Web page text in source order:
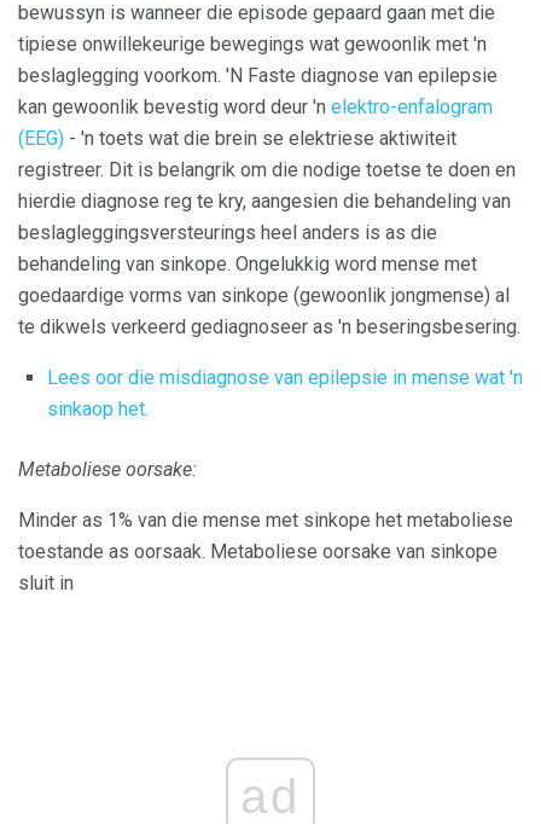
bewussyn is wanneer die episode gepaard gaan met die
tipiese onwillekeurige bewegings wat gewoonlik met 'n
beslaglegging voorkom. 'N Faste diagnose van epilepsie
kan gewoonlik bevestig word deur 'n elektro-enfalogram
(EEG) - 'n toets wat die brein se elektriese aktiwiteit
registreer. Dit is belangrik om die nodige toetse te doen en
hierdie diagnose reg te kry, aangesien die behandeling van
beslagleggingsversteurings heel anders is as die
behandeling van sinkope. Ongelukkig word mense met
goedaardige vorms van sinkope (gewoonlik jongmense) al
te dikwels verkeerd gediagnoseer as 'n beseringsbesering.
Lees oor die misdiagnose van epilepsie in mense wat 'n
sinkaop het.
Metaboliese oorsake:
Minder as 1% van die mense met sinkope het metaboliese
toestande as oorsaak. Metaboliese oorsake van sinkope
sluit in
ad